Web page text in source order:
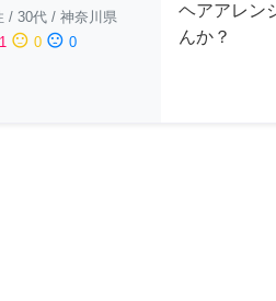
/ 30代 / 神奈川県
1 sentiment_neutral 0 sentiment_dissatisfied 0
ヘアアレン
んか？